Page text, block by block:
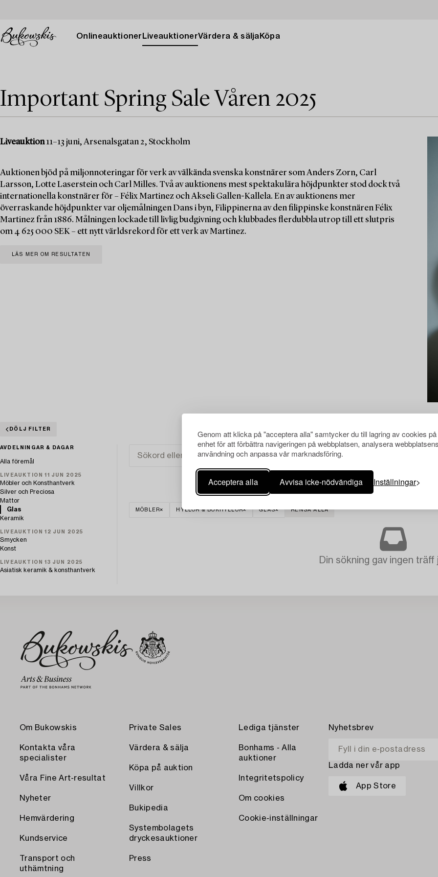
Genom att klicka på "acceptera alla" samtycker du till lagring av cookies
enhet för att förbättra navigeringen på webbplatsen, analysera
användning och anpassa vår marknadsföring.
Acceptera alla Avvisa icke-nödvändiga Inställningar
Onlineauktioner LiveauktionerVärdera & sälja Köpa
Important Spring Sale Våren 2025
Liveauktion11–13 juni, Arsenalsgatan 2, Stockholm
Auktionen bjöd på miljonnoteringar för verk av välkända svenska konstnärer som Anders Zorn, Carl
Larsson, Lotte Laserstein och Carl Milles. Två av auktionens mest spektakulära höjdpunkter stod dock två
internationella konstnärer för – Félix Martinez och Akseli Gallen-Kallela. En av auktionens mer
överraskande höjdpunkter var oljemålningen Dans i byn, Filippinerna av den filippinske konstnären Félix
Martinez från 1886. Målningen lockade till livlig budgivning och klubbades flerdubbla utrop till ett slutpris
om 4 625 000 SEK – ett nytt världsrekord för ett verk av Martinez.
LÄS MER OM RESULTATEN
DÖLJ FILTER
AVDELNINGAR & DAGAR
Alla föremål
LIVEAUKTION 11 JUN 2025
Möbler och Konsthantverk
Silver och Preciosa
Mattor
Glas
Keramik
LIVEAUKTION 12 JUN 2025
Smycken
Konst
LIVEAUKTION 13 JUN 2025
Asiatisk keramik & konsthantverk
MÖBLER HYLLOR & BOKHYLLOR GLAS RENSA ALLA
Din sökning gav ingen träff
Om Bukowskis
Kontakta våra
specialister
Våra Fine Art-resultat
Nyheter
Hemvärdering
Kundservice
Transport och
uthämtning
Private Sales
Värdera & sälja
Köpa på auktion
Villkor
Bukipedia
Systembolagets
dryckesauktioner
Press
Lediga tjänster
Bonhams - Alla
auktioner
Integritetspolicy
Om cookies
Cookie-inställningar
Nyhetsbrev
Ladda ner vår app
App Store